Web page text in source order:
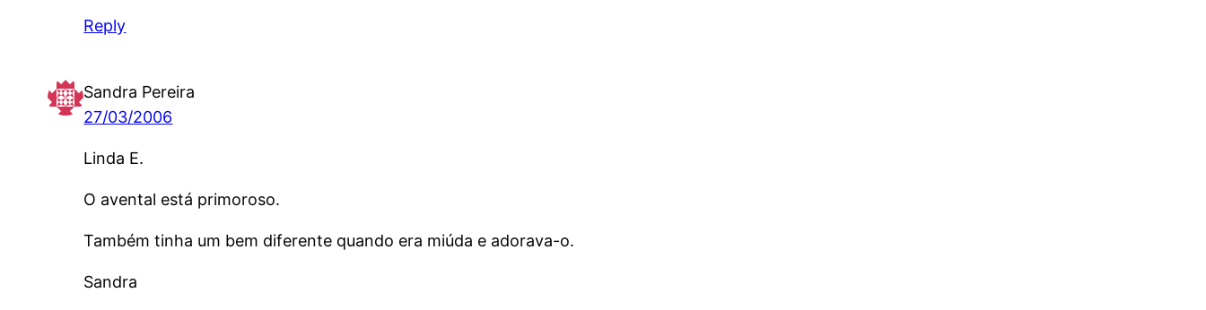
Reply
Sandra Pereira
27/03/2006
Linda E.
O avental está primoroso.
Também tinha um bem diferente quando era miúda e adorava-o.
Sandra